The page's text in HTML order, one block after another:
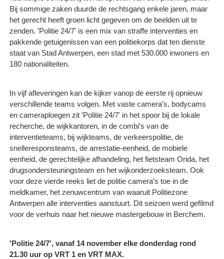
Bij sommige zaken duurde de rechtsgang enkele jaren, maar
het gerecht heeft groen licht gegeven om de beelden uit te
zenden. 'Politie 24/7' is een mix van straffe interventies en
pakkende getuigenissen van een politiekorps dat ten dienste
staat van Stad Antwerpen, een stad met 530.000 inwoners en
180 nationaliteiten.
In vijf afleveringen kan de kijker vanop de eerste rij opnieuw
verschillende teams volgen. Met vaste camera’s, bodycams
en cameraploegen zit 'Politie 24/7' in het spoor bij de lokale
recherche, de wijkkantoren, in de combi’s van de
interventieteams, bij wijkteams, de verkeerspolitie, de
snelleresponsteams, de arrestatie-eenheid, de mobiele
eenheid, de gerechtelijke afhandeling, het fietsteam Orida, het
drugsondersteuningsteam en het wijkonderzoeksteam. Ook
voor deze vierde reeks liet de politie camera’s toe in de
meldkamer, het zenuwcentrum van waaruit Politiezone
Antwerpen alle interventies aanstuurt. Dit seizoen werd gefilmd
voor de verhuis naar het nieuwe mastergebouw in Berchem.
'Politie 24/7', vanaf 14 november elke donderdag rond
21.30 uur op VRT 1 en VRT MAX.